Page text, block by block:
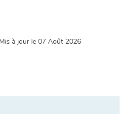
Mis à jour le 07 Août 2026